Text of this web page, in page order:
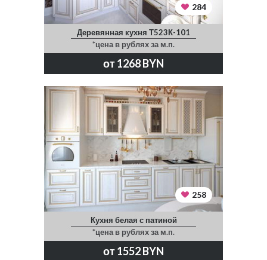
284
Деревянная кухня Т523К-101
*цена в рублях за м.п.
от 1268 BYN
258
Кухня белая с патиной
*цена в рублях за м.п.
от 1552 BYN